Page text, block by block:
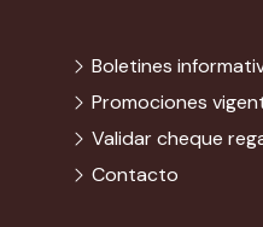
Boletines
Promociones
Validar cheque
Contacto